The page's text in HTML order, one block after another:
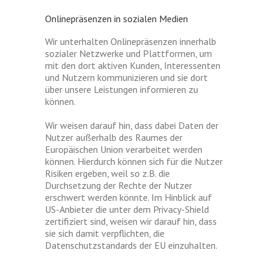
Onlinepräsenzen in sozialen Medien
Wir unterhalten Onlinepräsenzen innerhalb
sozialer Netzwerke und Plattformen, um
mit den dort aktiven Kunden, Interessenten
und Nutzern kommunizieren und sie dort
über unsere Leistungen informieren zu
können.
Wir weisen darauf hin, dass dabei Daten der
Nutzer außerhalb des Raumes der
Europäischen Union verarbeitet werden
können. Hierdurch können sich für die Nutzer
Risiken ergeben, weil so z.B. die
Durchsetzung der Rechte der Nutzer
erschwert werden könnte. Im Hinblick auf
US-Anbieter die unter dem Privacy-Shield
zertifiziert sind, weisen wir darauf hin, dass
sie sich damit verpflichten, die
Datenschutzstandards der EU einzuhalten.